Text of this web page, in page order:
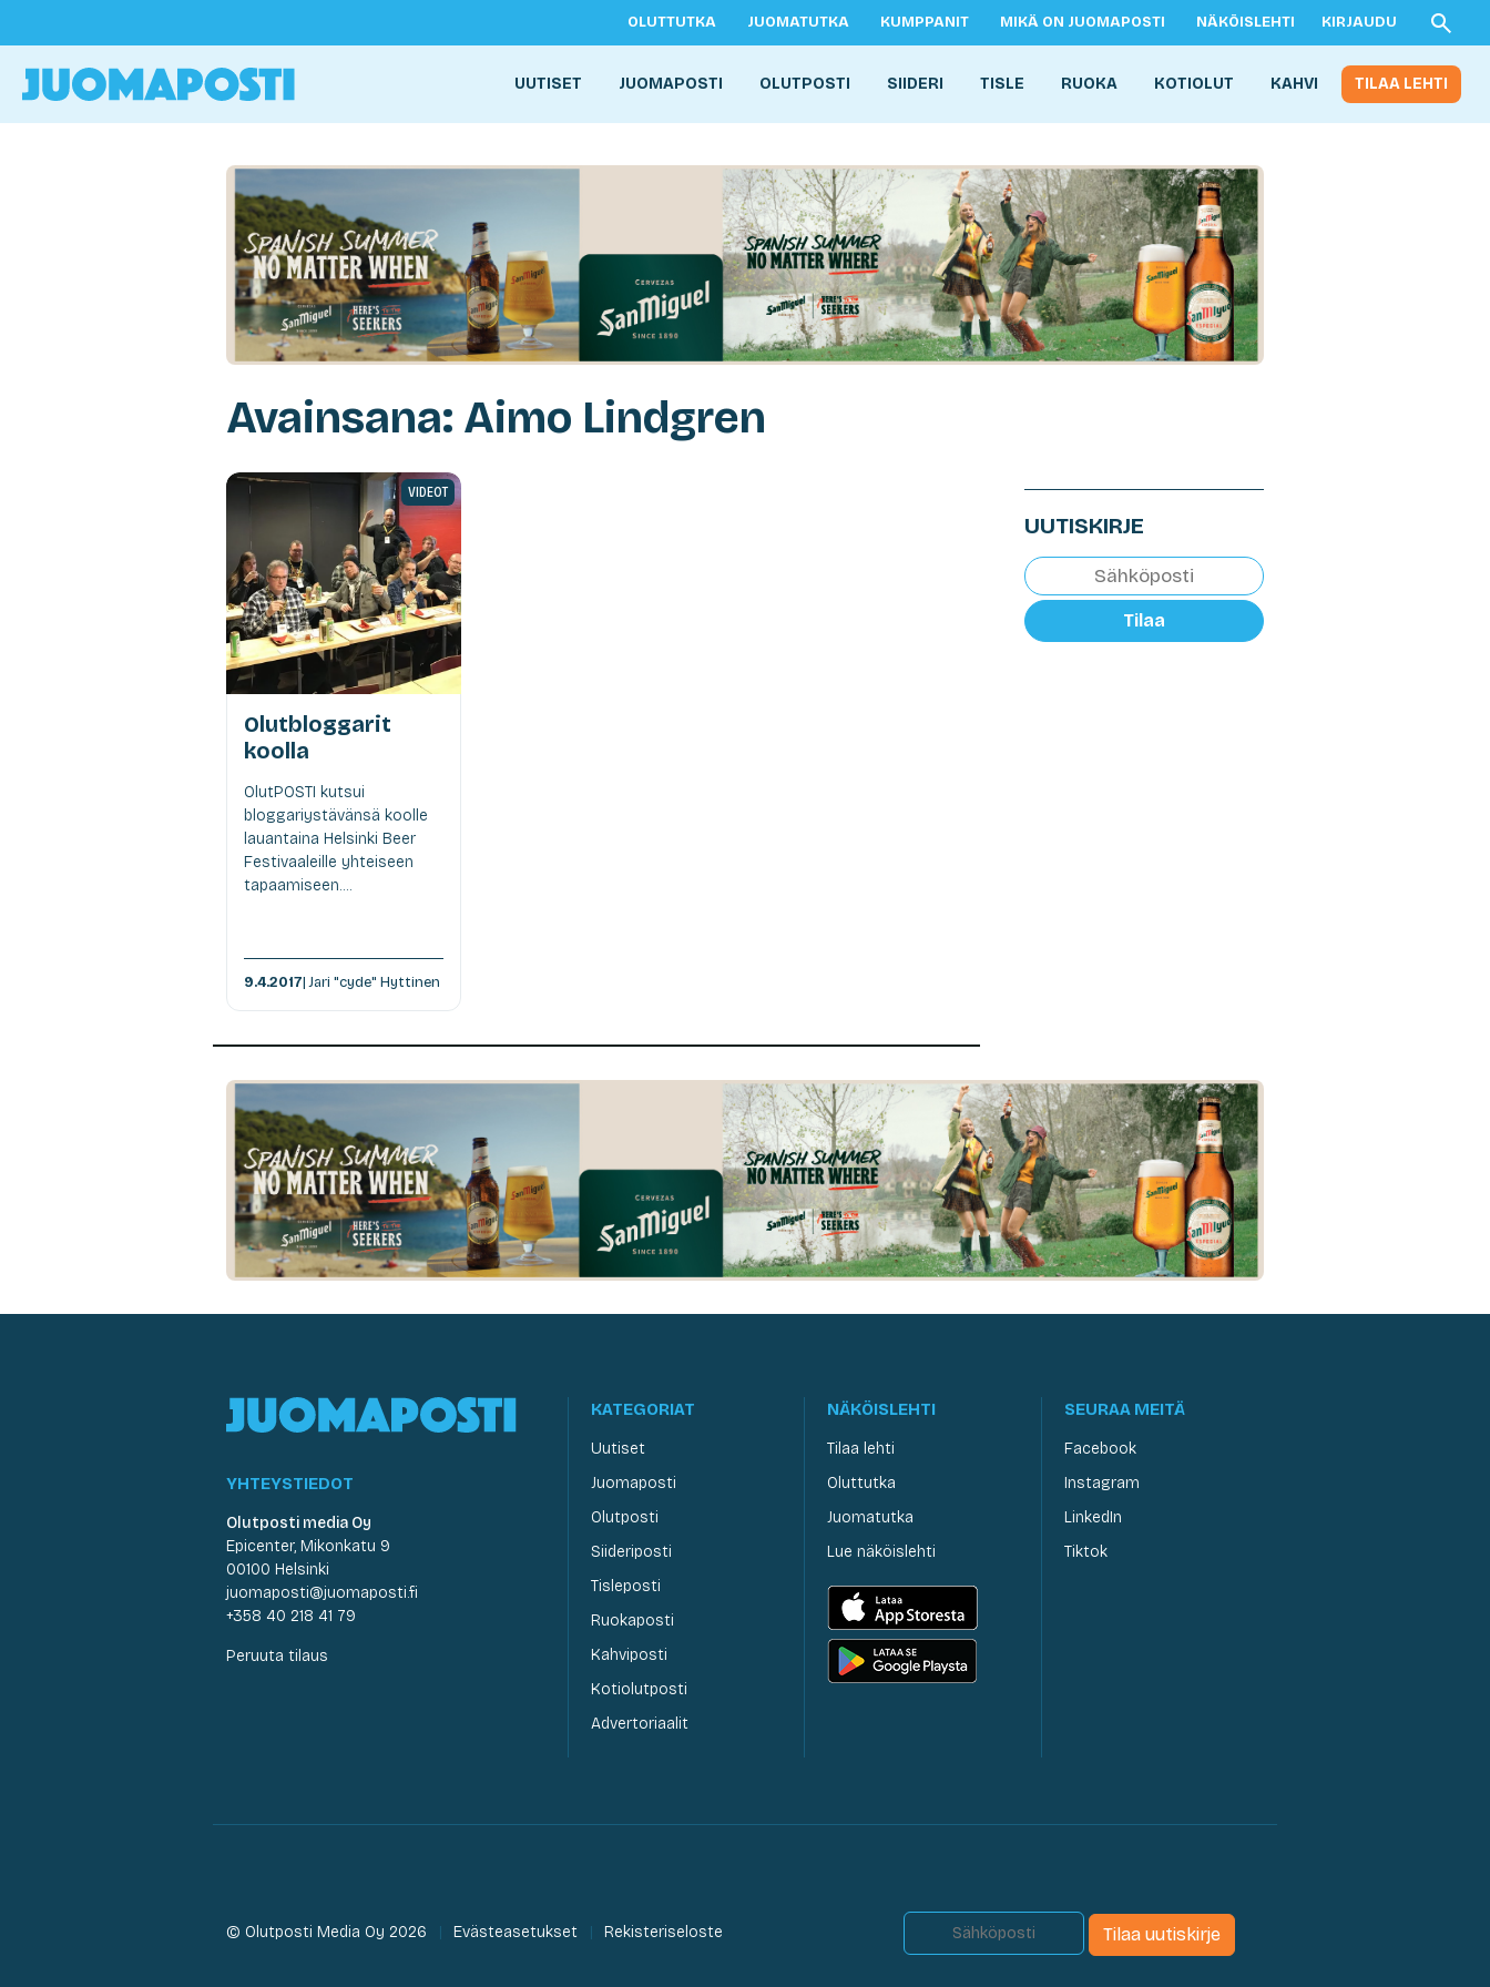
OLUTTUTKA JUOMATUTKA KUMPPANIT MIKÄ ON JUOMAPOSTI NÄKÖISLEHTI KIRJAUDU
UUTISET JUOMAPOSTI OLUTPOSTI SIIDERI TISLE RUOKA KOTIOLUT KAHVI TILAA LEHTI
Avainsana: Aimo Lindgren
VIDEOT
Olutbloggarit
koolla
OlutPOSTI kutsui
bloggariystävänsä koolle
lauantaina Helsinki Beer
Festivaaleille yhteiseen
tapaamiseen....
9.4.2017| Jari "cyde" Hyttinen
UUTISKIRJE
Tilaa
YHTEYSTIEDOT
Olutposti media Oy
Epicenter, Mikonkatu 9
00100 Helsinki
juomaposti@juomaposti.fi
+358 40 218 41 79
Peruuta tilaus
KATEGORIAT
Uutiset
Juomaposti
Olutposti
Siideriposti
Tisleposti
Ruokaposti
Kahviposti
Kotiolutposti
Advertoriaalit
NÄKÖISLEHTI
Tilaa lehti
Oluttutka
Juomatutka
Lue näköislehti
SEURAA MEITÄ
Facebook
Instagram
LinkedIn
Tiktok
© Olutposti Media Oy 2026 Evästeasetukset Rekisteriseloste Tilaa uutiskirje